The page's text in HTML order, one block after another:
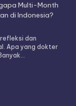
Multi-Month
di Indonesia?
dan
Apa yang dokter